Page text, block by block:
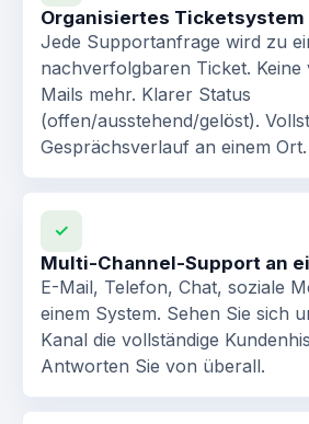
Organisiertes Ticketsystem
Jede Supportanfrage wird zu
nachverfolgbaren Ticket.
Mails mehr. Klarer Status
(offen/ausstehend/gelöst).
Gesprächsverlauf an einem Ort.
✓
Multi-Channel-Support an
E-Mail, Telefon, Chat, soziale
einem System. Sehen Sie sich
Kanal die vollständige
Antworten Sie von überall.